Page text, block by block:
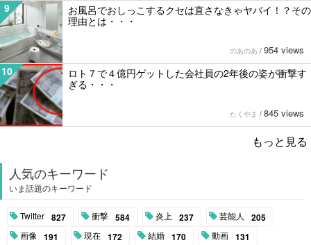
9
お風呂でおしっこするクセは直さなきゃヤバイ！？その
理由とは・・・
のあのあ / 954 views
10
ロト７で４億円ゲットした会社員の2年後の姿が衝撃す
ぎる・・・
たくやま / 845 views
もっと見る
人気のキーワード
いま話題のキーワード
Twitter 827 衝撃 584 炎上 237 芸能人 205
画像 191 現在 172 結婚 170 動画 131